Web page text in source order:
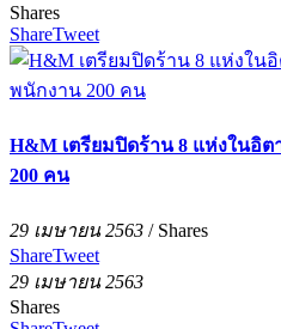
Shares
ShareTweet
H&M เตรียมปิดร้าน 8 แห่งในอิ
200 คน
29 เมษายน 2563 / Shares
ShareTweet
29 เมษายน 2563
Shares